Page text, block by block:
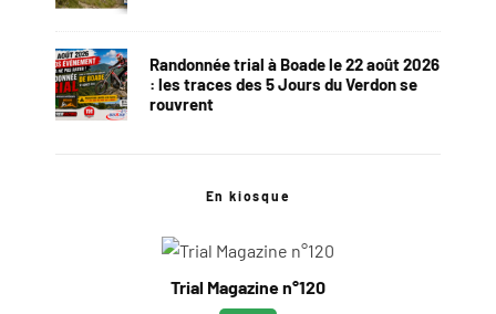
Randonnée trial à Boade le 22 août 2026
: les traces des 5 Jours du Verdon se
rouvrent
En kiosque
Trial Magazine n°120